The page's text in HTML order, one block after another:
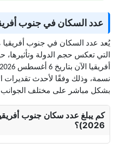
عدد السكان في جنوب
يُعد عدد السكان في جنوب
التي تعكس حجم الدولة
نسمة، وذلك وفقًا لأحدث تقديرات
بشكل مباشر على مختلف الجوانب
2026)؟